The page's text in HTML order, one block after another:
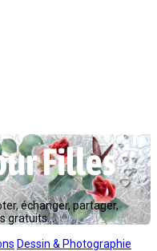
échanger, partager,
gratuits...
Dessin & Photographie